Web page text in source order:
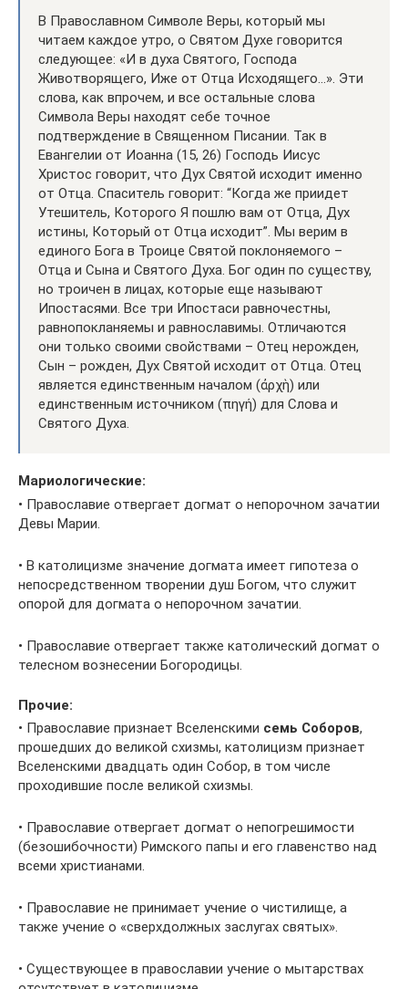
В Православном Символе Веры, который мы
читаем каждое утро, о Святом Духе говорится
следующее: «И в духа Святого, Господа
Животворящего, Иже от Отца Исходящего…». Эти
слова, как впрочем, и все остальные слова
Символа Веры находят себе точное
подтверждение в Священном Писании. Так в
Евангелии от Иоанна (15, 26) Господь Иисус
Христос говорит, что Дух Святой исходит именно
от Отца. Спаситель говорит: “Когда же приидет
Утешитель, Которого Я пошлю вам от Отца, Дух
истины, Который от Отца исходит”. Мы верим в
единого Бога в Троице Святой поклоняемого –
Отца и Сына и Святого Духа. Бог один по существу,
но троичен в лицах, которые еще называют
Ипостасями. Все три Ипостаси равночестны,
равнопокланяемы и равнославимы. Отличаются
они только своими свойствами – Отец нерожден,
Сын – рожден, Дух Святой исходит от Отца. Отец
является единственным началом (ἀρχὴ) или
единственным источником (πηγή) для Слова и
Святого Духа.
Мариологические:
• Православие отвергает догмат о непорочном зачатии
Девы Марии.
• В католицизме значение догмата имеет гипотеза о
непосредственном творении душ Богом, что служит
опорой для догмата о непорочном зачатии.
• Православие отвергает также католический догмат о
телесном вознесении Богородицы.
Прочие:
• Православие признает Вселенскими семь Соборов,
прошедших до великой схизмы, католицизм признает
Вселенскими двадцать один Собор, в том числе
проходившие после великой схизмы.
• Православие отвергает догмат о непогрешимости
(безошибочности) Римского папы и его главенство над
всеми христианами.
• Православие не принимает учение о чистилище, а
также учение о «сверхдолжных заслугах святых».
• Существующее в православии учение о мытарствах